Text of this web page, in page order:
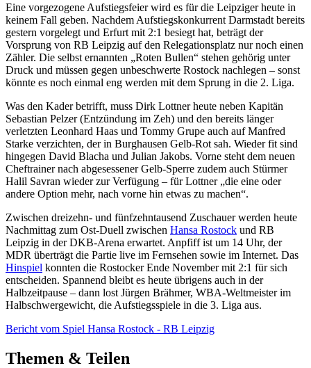
Eine vorgezogene Aufstiegsfeier wird es für die Leipziger heute in
keinem Fall geben. Nachdem Aufstiegskonkurrent Darmstadt bereits
gestern vorgelegt und Erfurt mit 2:1 besiegt hat, beträgt der
Vorsprung von RB Leipzig auf den Relegationsplatz nur noch einen
Zähler. Die selbst ernannten „Roten Bullen“ stehen gehörig unter
Druck und müssen gegen unbeschwerte Rostock nachlegen – sonst
könnte es noch einmal eng werden mit dem Sprung in die 2. Liga.
Was den Kader betrifft, muss Dirk Lottner heute neben Kapitän
Sebastian Pelzer (Entzündung im Zeh) und den bereits länger
verletzten Leonhard Haas und Tommy Grupe auch auf Manfred
Starke verzichten, der in Burghausen Gelb-Rot sah. Wieder fit sind
hingegen David Blacha und Julian Jakobs. Vorne steht dem neuen
Cheftrainer nach abgesessener Gelb-Sperre zudem auch Stürmer
Halil Savran wieder zur Verfügung – für Lottner „die eine oder
andere Option mehr, nach vorne hin etwas zu machen“.
Zwischen dreizehn- und fünfzehntausend Zuschauer werden heute
Nachmittag zum Ost-Duell zwischen Hansa Rostock und RB
Leipzig in der DKB-Arena erwartet. Anpfiff ist um 14 Uhr, der
MDR überträgt die Partie live im Fernsehen sowie im Internet. Das
Hinspiel konnten die Rostocker Ende November mit 2:1 für sich
entscheiden. Spannend bleibt es heute übrigens auch in der
Halbzeitpause – dann lost Jürgen Brähmer, WBA-Weltmeister im
Halbschwergewicht, die Aufstiegsspiele in die 3. Liga aus.
Bericht vom Spiel Hansa Rostock - RB Leipzig
Themen & Teilen